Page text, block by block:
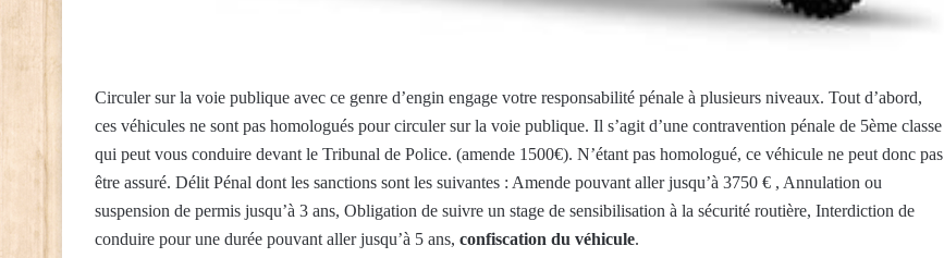
Circuler sur la voie publique avec ce genre d’engin engage votre responsabilité pénale à plusieurs niveaux. Tout d’abord,
ces véhicules ne sont pas homologués pour circuler sur la voie publique. Il s’agit d’une contravention pénale de 5ème classe
qui peut vous conduire devant le Tribunal de Police. (amende 1500€). N’étant pas homologué, ce véhicule ne peut donc pas
être assuré. Délit Pénal dont les sanctions sont les suivantes : Amende pouvant aller jusqu’à 3750 € , Annulation ou
suspension de permis jusqu’à 3 ans, Obligation de suivre un stage de sensibilisation à la sécurité routière, Interdiction de
conduire pour une durée pouvant aller jusqu’à 5 ans, confiscation du véhicule.